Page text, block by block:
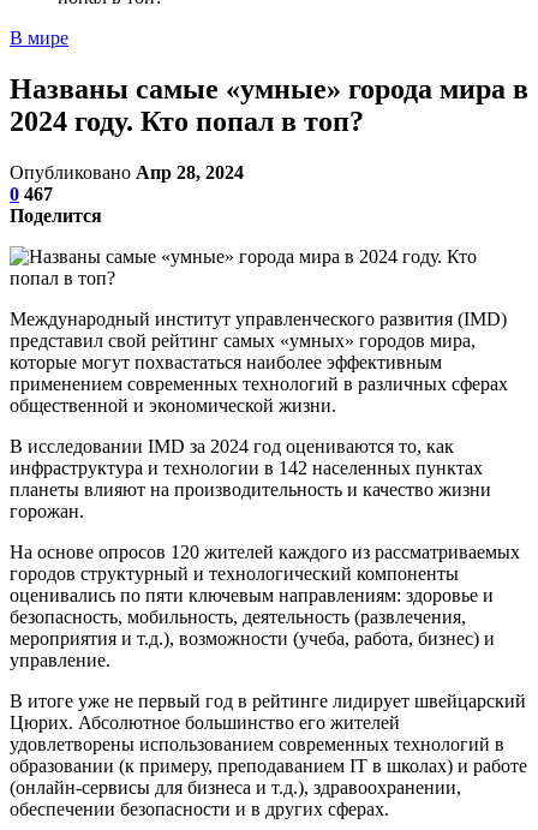
В мире
Названы самые «умные» города мира в
2024 году. Кто попал в топ?
Опубликовано Апр 28, 2024
0 467
Поделится
Международный институт управленческого развития (IMD)
представил свой рейтинг самых «умных» городов мира,
которые могут похвастаться наиболее эффективным
применением современных технологий в различных сферах
общественной и экономической жизни.
В исследовании IMD за 2024 год оцениваются то, как
инфраструктура и технологии в 142 населенных пунктах
планеты влияют на производительность и качество жизни
горожан.
На основе опросов 120 жителей каждого из рассматриваемых
городов структурный и технологический компоненты
оценивались по пяти ключевым направлениям: здоровье и
безопасность, мобильность, деятельность (развлечения,
мероприятия и т.д.), возможности (учеба, работа, бизнес) и
управление.
В итоге уже не первый год в рейтинге лидирует швейцарский
Цюрих. Абсолютное большинство его жителей
удовлетворены использованием современных технологий в
образовании (к примеру, преподаванием IT в школах) и работе
(онлайн-сервисы для бизнеса и т.д.), здравоохранении,
обеспечении безопасности и в других сферах.